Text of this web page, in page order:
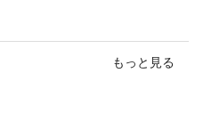
もっと見る